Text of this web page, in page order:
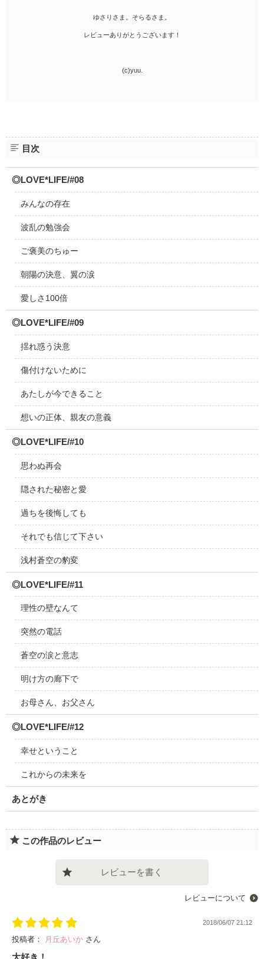
ゆさりさま。そらるさま。
レビューありがとうございます！
(c)yuu.
目次
◎LOVE*LIFE/#08
みんなの存在
波乱の勉強会
ご褒美のちゅー
朝陽の決意、翼の涙
愛しさ100倍
◎LOVE*LIFE/#09
揺れ惑う決意
傷付けないために
あたしが今できること
想いの正体、親友の意義
◎LOVE*LIFE/#10
思わぬ再会
隠された秘密と愛
過ちを後悔しても
それでも信じて下さい
浅村蒼空の豹変
◎LOVE*LIFE/#11
理性の壁なんて
突然の電話
蒼空の涙と意志
明け方の廊下で
お母さん、お父さん
◎LOVE*LIFE/#12
幸せということ
これからの未来を
あとがき
この作品のレビュー
レビューを書く
レビューについて
2018/06/07 21:12
投稿者： 月丘あいか さん
大好き！